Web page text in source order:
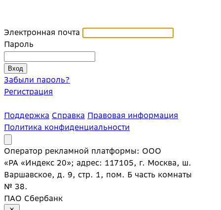
Электронная почта
Пароль
Забыли пароль?
Регистрация
Поддержка Справка Правовая информация
Политика конфиденциальности
Оператор рекламной платформы: ООО
«РА «Индекс 20»; адрес: 117105, г. Москва, ш.
Варшавское, д. 9, стр. 1, пом. Б часть комнаты
№ 38.
ПАО Сбербанк